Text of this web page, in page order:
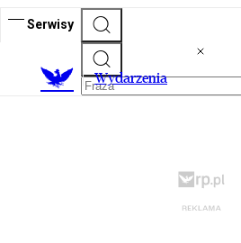
Serwisy
Wydarzenia